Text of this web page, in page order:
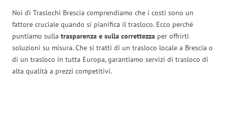
Noi di Traslochi Brescia comprendiamo che i costi sono un
fattore cruciale quando si pianifica il trasloco. Ecco perché
puntiamo sulla trasparenza e sulla correttezza per offrirti
soluzioni su misura. Che si tratti di un trasloco locale a Brescia o
di un trasloco in tutta Europa, garantiamo servizi di trasloco di
alta qualità a prezzi competitivi.